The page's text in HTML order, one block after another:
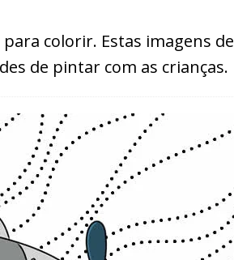
colorir. Estas imagens de
de pintar com as crianças.